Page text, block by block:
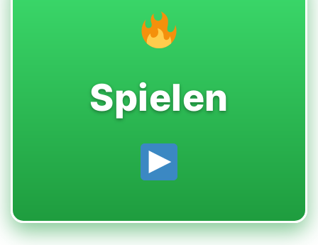
Spielen